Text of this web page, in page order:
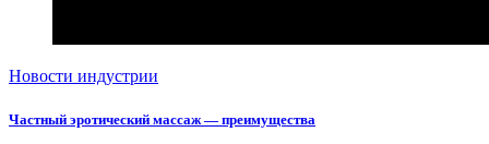
Новости индустрии
Частный эротический массаж — преимущества